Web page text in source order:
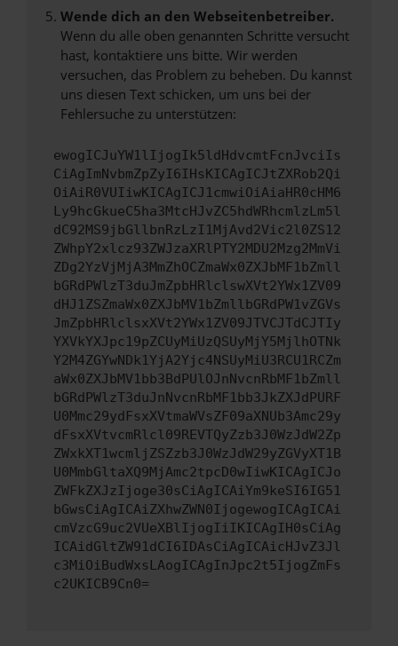
Wende dich an den Webseitenbetreiber.
Wenn du alle oben genannten Schritte versucht
hast, kontaktiere uns bitte. Wir werden
versuchen, das Problem zu beheben. Du kannst
uns diesen Text schicken, um uns bei der
Fehlersuche zu unterstützen:
ewogICJuYW1lIjogIk5ldHdvcmtFcnJvciIs
CiAgImNvbmZpZyI6IHsKICAgICJtZXRob2Qi
OiAiR0VUIiwKICAgICJ1cmwiOiAiaHR0cHM6
Ly9hcGkueC5ha3MtcHJvZC5hdWRhcmlzLm5l
dC92MS9jbGllbnRzLzI1MjAvd2Vic2l0ZS12
ZWhpY2xlcz93ZWJzaXRlPTY2MDU2Mzg2MmVi
ZDg2YzVjMjA3MmZhOCZmaWx0ZXJbMF1bZmll
bGRdPWlzT3duJmZpbHRlclswXVt2YWx1ZV09
dHJ1ZSZmaWx0ZXJbMV1bZmllbGRdPW1vZGVs
JmZpbHRlclsxXVt2YWx1ZV09JTVCJTdCJTIy
YXVkYXJpc19pZCUyMiUzQSUyMjY5MjlhOTNk
Y2M4ZGYwNDk1YjA2Yjc4NSUyMiU3RCU1RCZm
aWx0ZXJbMV1bb3BdPUlOJnNvcnRbMF1bZmll
bGRdPWlzT3duJnNvcnRbMF1bb3JkZXJdPURF
U0Mmc29ydFsxXVtmaWVsZF09aXNUb3Amc29y
dFsxXVtvcmRlcl09REVTQyZzb3J0WzJdW2Zp
ZWxkXT1wcmljZSZzb3J0WzJdW29yZGVyXT1B
U0MmbGltaXQ9MjAmc2tpcD0wIiwKICAgICJo
ZWFkZXJzIjoge30sCiAgICAiYm9keSI6IG51
bGwsCiAgICAiZXhwZWN0IjogewogICAgICAi
cmVzcG9uc2VUeXBlIjogIiIKICAgIH0sCiAg
ICAidGltZW91dCI6IDAsCiAgICAicHJvZ3Jl
c3MiOiBudWxsLAogICAgInJpc2t5IjogZmFs
c2UKICB9Cn0=